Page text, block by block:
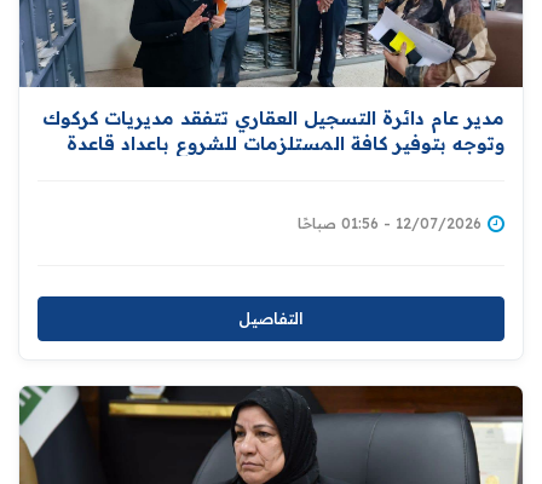
مدير عام دائرة التسجيل العقاري تتفقد مديريات كركوك
وتوجه بتوفير كافة المستلزمات للشروع باعداد قاعدة
12/07/2026 - 01:56 صباحًا
التفاصيل